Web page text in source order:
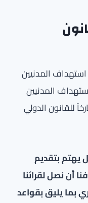
المدنيين
المدنيين
للقانون الدولي
يهتم بتقديم
أن نصل لقرائنا
بما يليق بقواعد